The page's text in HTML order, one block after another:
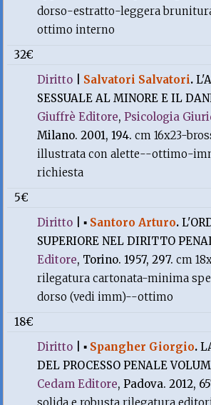
dorso-estratto-leggera
ottimo interno
32€
Diritto
Salvatori Salvatori.
SESSUALE AL MINORE E IL
Giuffrè Editore,Psicologia
Milano. 2001, 194.cm 16x23-
illustrata con alette--ottimo-
richiesta
5€
Diritto |▪ Santoro Arturo.
SUPERIORE NEL DIRITTO
Editore, Torino. 1957, 297.cm
rilegatura cartonata-minima
dorso (vedi imm)--ottimo
18€
Diritto |▪ Spangher Giorgio.
DEL PROCESSO PENALE
Cedam Editore, Padova. 2012,